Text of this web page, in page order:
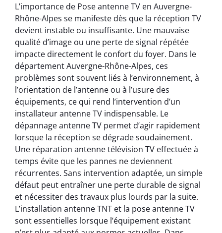
L’importance de Pose antenne TV en Auvergne-
Rhône-Alpes se manifeste dès que la réception TV
devient instable ou insuffisante. Une mauvaise
qualité d’image ou une perte de signal répétée
impacte directement le confort du foyer. Dans le
département Auvergne-Rhône-Alpes, ces
problèmes sont souvent liés à l’environnement, à
l’orientation de l’antenne ou à l’usure des
équipements, ce qui rend l’intervention d’un
installateur antenne TV indispensable. Le
dépannage antenne TV permet d’agir rapidement
lorsque la réception se dégrade soudainement.
Une réparation antenne télévision TV effectuée à
temps évite que les pannes ne deviennent
récurrentes. Sans intervention adaptée, un simple
défaut peut entraîner une perte durable de signal
et nécessiter des travaux plus lourds par la suite.
L’installation antenne TNT et la pose antenne TV
sont essentielles lorsque l’équipement existant